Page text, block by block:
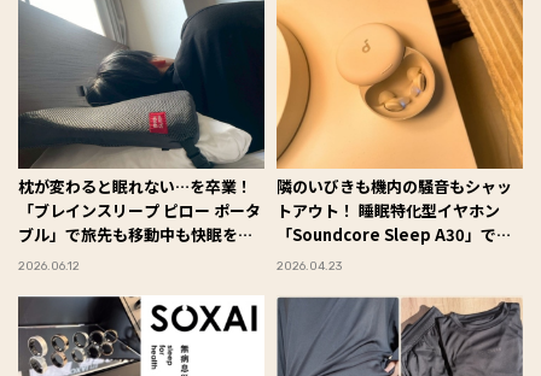
枕が変わると眠れない…を卒業！
「ブレインスリープ ピロー ポータ
ブル」で旅先も移動中も快眠を持
ち運ぶ #Omezaトーク
2026.06.12
隣のいびきも機内の騒音もシャッ
トアウト！ 睡眠特化型イヤホン
「Soundcore Sleep A30」で手
に入れた“究極の熟睡”体験レポ
2026.04.23